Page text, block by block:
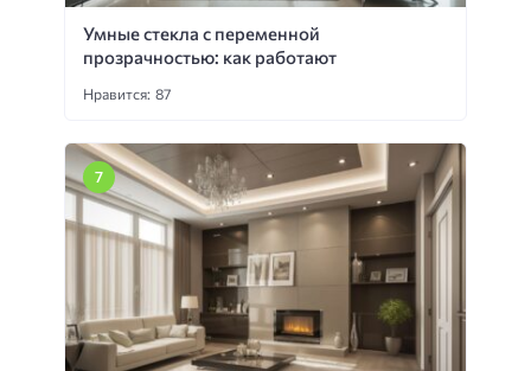
Умные стекла с переменной
прозрачностью: как работают
Нравится: 87